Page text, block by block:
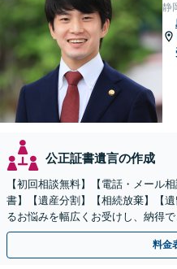
静
公正証書遺言の作成
【初回相談無料】【電話・メール
書】【遺産分割】【相続放棄】【
るお悩みを幅広くお受けし、納得
料金